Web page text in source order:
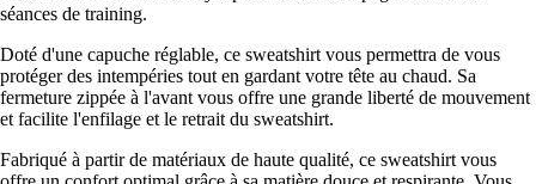
séances de training.
Doté d'une capuche réglable, ce sweatshirt vous permettra de vous
protéger des intempéries tout en gardant votre tête au chaud. Sa
fermeture zippée à l'avant vous offre une grande liberté de mouvement
et facilite l'enfilage et le retrait du sweatshirt.
Fabriqué à partir de matériaux de haute qualité, ce sweatshirt vous